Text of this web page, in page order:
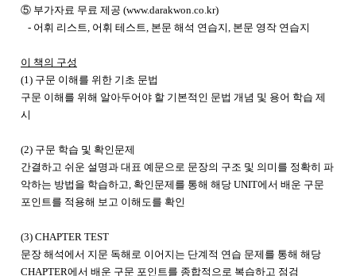
⑤ 부가자료 무료 제공 (www.darakwon.co.kr)
- 어휘 리스트, 어휘 테스트, 본문 해석 연습지, 본문 영작 연습지
이 책의 구성
(1) 구문 이해를 위한 기초 문법
구문 이해를 위해 알아두어야 할 기본적인 문법 개념 및 용어 학습 제
시
(2) 구문 학습 및 확인문제
간결하고 쉬운 설명과 대표 예문으로 문장의 구조 및 의미를 정확히 파
악하는 방법을 학습하고, 확인문제를 통해 해당 UNIT에서 배운 구문
포인트를 적용해 보고 이해도를 확인
(3) CHAPTER TEST
문장 해석에서 지문 독해로 이어지는 단계적 연습 문제를 통해 해당
CHAPTER에서 배운 구문 포인트를 종합적으로 복습하고 점검